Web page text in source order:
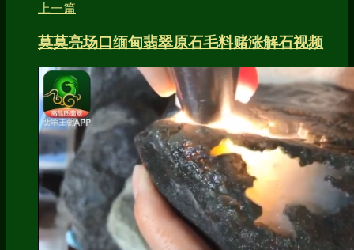
上一篇
莫莫亮场口缅甸翡翠原石毛料赌涨解石视频